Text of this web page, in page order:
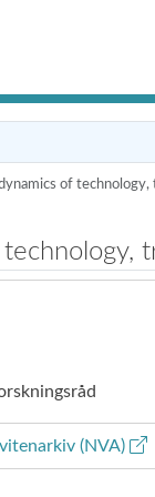
dynamics of
technology,
(NVA)